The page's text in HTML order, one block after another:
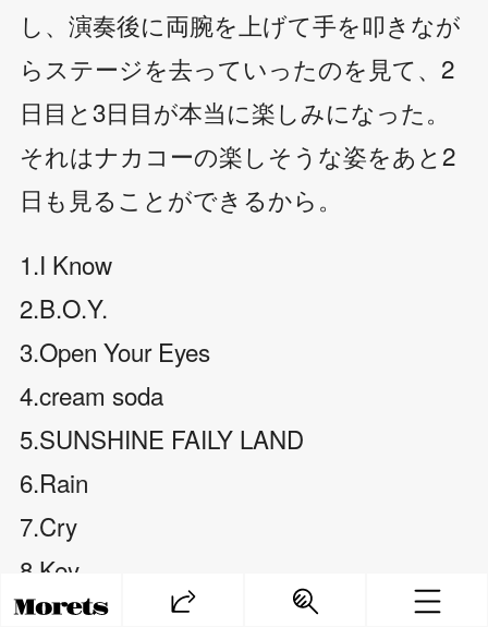
し、演奏後に両腕を上げて手を叩きなが
らステージを去っていったのを見て、2
日目と3日目が本当に楽しみになった。
それはナカコーの楽しそうな姿をあと2
日も見ることができるから。
1.I Know
2.B.O.Y.
3.Open Your Eyes
4.cream soda
5.SUNSHINE FAILY LAND
6.Rain
7.Cry
8.Key
9.WARNING BELL